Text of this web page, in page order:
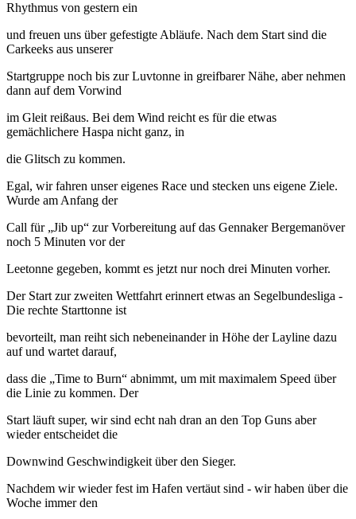
Rhythmus von gestern ein
und freuen uns über gefestigte Abläufe. Nach dem Start sind die
Carkeeks aus unserer
Startgruppe noch bis zur Luvtonne in greifbarer Nähe, aber nehmen
dann auf dem Vorwind
im Gleit reißaus. Bei dem Wind reicht es für die etwas
gemächlichere Haspa nicht ganz, in
die Glitsch zu kommen.
Egal, wir fahren unser eigenes Race und stecken uns eigene Ziele.
Wurde am Anfang der
Call für „Jib up“ zur Vorbereitung auf das Gennaker Bergemanöver
noch 5 Minuten vor der
Leetonne gegeben, kommt es jetzt nur noch drei Minuten vorher.
Der Start zur zweiten Wettfahrt erinnert etwas an Segelbundesliga -
Die rechte Starttonne ist
bevorteilt, man reiht sich nebeneinander in Höhe der Layline dazu
auf und wartet darauf,
dass die „Time to Burn“ abnimmt, um mit maximalem Speed über
die Linie zu kommen. Der
Start läuft super, wir sind echt nah dran an den Top Guns aber
wieder entscheidet die
Downwind Geschwindigkeit über den Sieger.
Nachdem wir wieder fest im Hafen vertäut sind - wir haben über die
Woche immer den